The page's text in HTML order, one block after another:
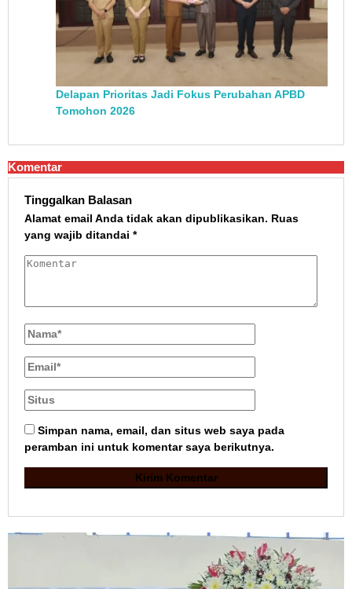
Delapan Prioritas Jadi Fokus Perubahan APBD
Tomohon 2026
Komentar
Tinggalkan Balasan
Alamat email Anda tidak akan dipublikasikan. Ruas
yang wajib ditandai *
Simpan nama, email, dan situs web saya pada
peramban ini untuk komentar saya berikutnya.